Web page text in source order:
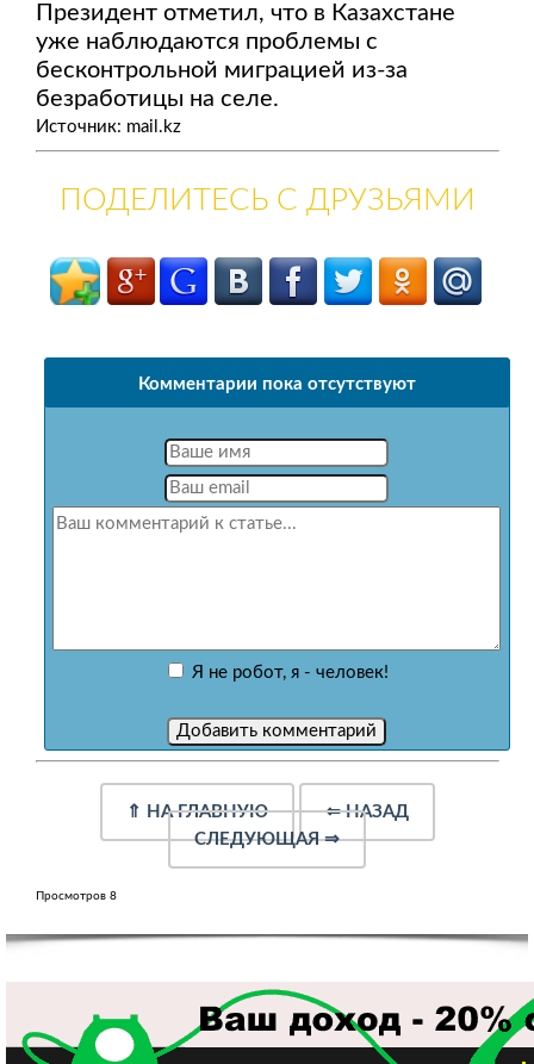
Президент отметил, что в Казахстане
уже наблюдаются проблемы с
бесконтрольной миграцией из-за
безработицы на селе.
Источник: mail.kz
ПОДЕЛИТЕСЬ С ДРУЗЬЯМИ
Комментарии пока отсутствуют
Я не робот, я - человек!
⇑ НА ГЛАВНУЮ ⇐НАЗАД
СЛЕДУЮЩАЯ⇒
Просмотров 8